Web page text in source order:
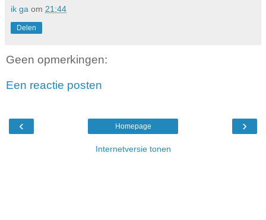
ik ga om 21:44
Delen
Geen opmerkingen:
Een reactie posten
‹ ›
Homepage
Internetversie tonen